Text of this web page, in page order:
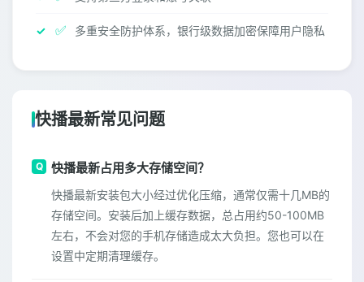
✅ 多重安全防护体系，银行级数据加密保障用户隐私
快播最新常见问题
快播最新占用多大存储空间？
快播最新安装包大小经过优化压缩，通常仅需十几MB的
存储空间。安装后加上缓存数据，总占用约50-100MB
左右，不会对您的手机存储造成太大负担。您也可以在
设置中定期清理缓存。